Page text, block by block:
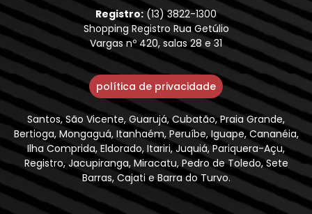
Registro:(13) 3822-1300
Shopping Registro Rua Getúlio
Vargas nº 420, salas 28 e 31
política de privacidade
Santos, São Vicente, Guarujá, Cubatão, Praia Grande,
Bertioga, Mongaguá, Itanhaém, Peruíbe, Iguape, Cananéia,
Ilha Comprida, Eldorado, Itariri, Juquiá, Pariquera-Açu,
Registro, Jacupiranga, Miracatu, Pedro de Toledo, Sete
Barras, Cajati e Barra do Turvo.